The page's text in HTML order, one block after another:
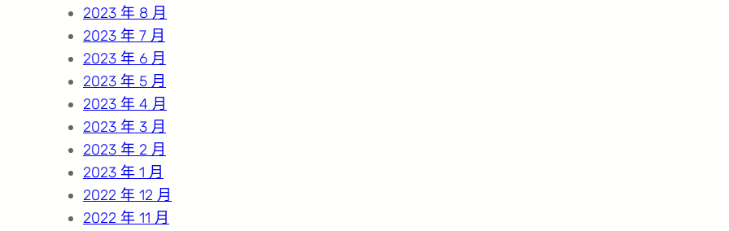
2023 年 8 月
2023 年 7 月
2023 年 6 月
2023 年 5 月
2023 年 4 月
2023 年 3 月
2023 年 2 月
2023 年 1 月
2022 年 12 月
2022 年 11 月